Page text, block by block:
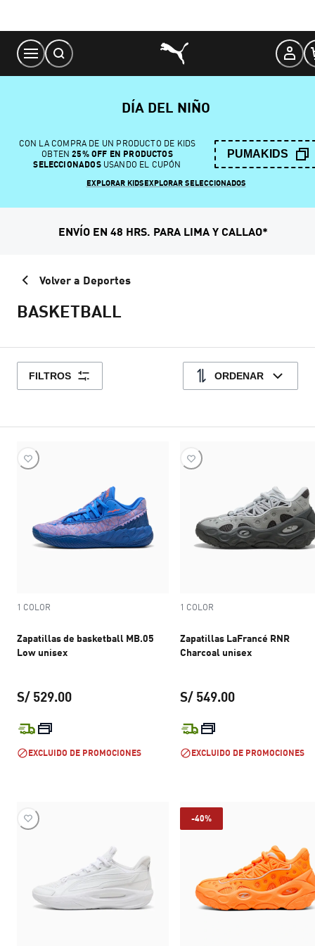
Content
DÍA DEL NIÑO
CON LA COMPRA DE UN PRODUCTO DE KIDS
OBTEN 25% OFF EN PRODUCTOS
SELECCIONADOSUSANDO EL CUPÓN
PUMAKIDS
EXPLORAR KIDSEXPLORAR SELECCIONADOS
ENVÍO EN 48 HRS. PARA LIMA Y CALLAO*
Volver a Deportes
BASKETBALL
FILTROS ORDENAR
1 COLOR
Zapatillas de basketball MB.05
Low unisex
S/ 529.00
precio actual S/ 529.00
EXCLUIDO DE PROMOCIONES
1 COLOR
Zapatillas LaFrancé RNR
Charcoal unisex
S/ 549.00
EXCLUIDO DE PROMOCIONES
-40%